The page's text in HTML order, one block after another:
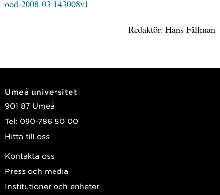
ood-2008-03-143008v1
Redaktör: Hans Fällman
Umeå universitet
901 87 Umeå
Tel: 090-786 50 00
Hitta till oss
Kontakta oss
Press och media
Institutioner och enheter